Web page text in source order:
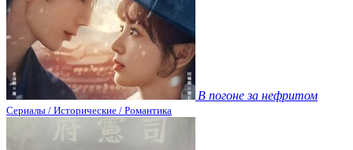
В погоне за нефритом
Сериалы / Исторические / Романтика